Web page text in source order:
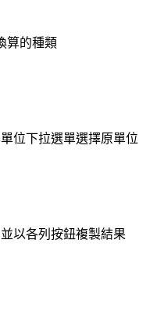
算的種類
位下拉選單選擇原單位
以各列按鈕複製結果